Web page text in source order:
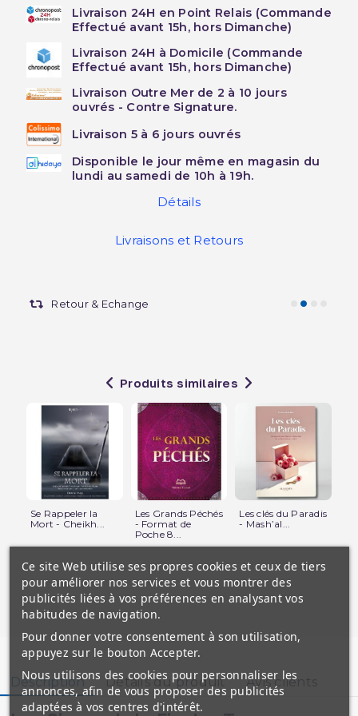
Livraison 24H en Point Relais (Commande
Effectué avant 15h, hors Dimanche)
Livraison 24H à Domicile (Commande
Effectué avant 15h, hors Dimanche)
Livraison Outre Mer de 2 à 10 jours
ouvrés - Contre Signature.
Livraison 5 à 6 jours ouvrés
Disponible le jour même en magasin du
lundi au samedi de 10h à 19h.
Détails
Livraisons et Retours
Retour & Echange
Produits similaires
Se Rappeler la
Mort - Cheikh...
Les Grands Péchés
- Format de
Poche 8...
Les clés du Paradis
- Mash’al...
Description Détails du produit Avis clients
Ce site Web utilise ses propres cookies et ceux de tiers
pour améliorer nos services et vous montrer des
publicités liées à vos préférences en analysant vos
habitudes de navigation.
Pour donner votre consentement à son utilisation,
appuyez sur le bouton Accepter.
Nous utilisons des cookies pour personnaliser les
annonces, afin de vous proposer des publicités
adaptées à vos centres d'intérêt.